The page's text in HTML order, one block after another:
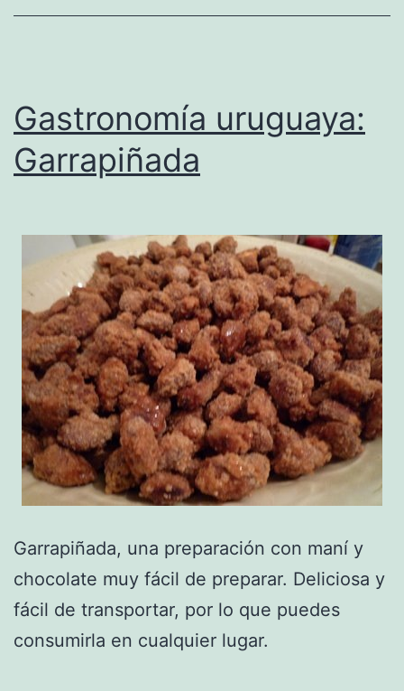
Gastronomía uruguaya:
Garrapiñada
Garrapiñada, una preparación con maní y
chocolate muy fácil de preparar. Deliciosa y
fácil de transportar, por lo que puedes
consumirla en cualquier lugar.